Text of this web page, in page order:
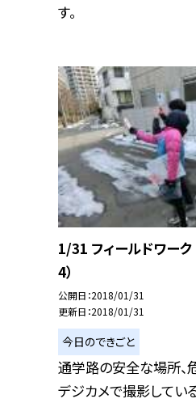
す。
1/31 フィールドワーク
4）
公開日 2018/01/31
更新日 2018/01/31
今日のできごと
通学路の安全な場所、
デジカメで撮影してい